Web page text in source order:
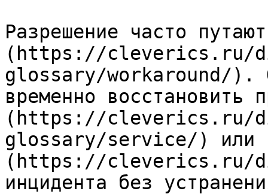
Разрешение часто
(https://cleverics.ru/
glossary/workaround/).
временно восстановить
(https://cleverics.ru/
glossary/service/) или
(https://cleverics.ru/
инцидента без